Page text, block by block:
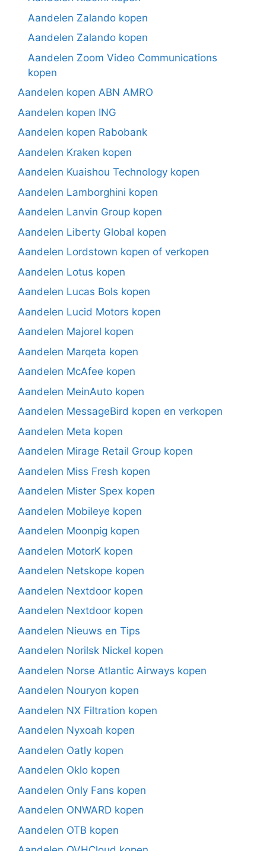
Aandelen Zalando kopen
Aandelen Zalando kopen
Aandelen Zoom Video Communications
kopen
Aandelen kopen ABN AMRO
Aandelen kopen ING
Aandelen kopen Rabobank
Aandelen Kraken kopen
Aandelen Kuaishou Technology kopen
Aandelen Lamborghini kopen
Aandelen Lanvin Group kopen
Aandelen Liberty Global kopen
Aandelen Lordstown kopen of verkopen
Aandelen Lotus kopen
Aandelen Lucas Bols kopen
Aandelen Lucid Motors kopen
Aandelen Majorel kopen
Aandelen Marqeta kopen
Aandelen McAfee kopen
Aandelen MeinAuto kopen
Aandelen MessageBird kopen en verkopen
Aandelen Meta kopen
Aandelen Mirage Retail Group kopen
Aandelen Miss Fresh kopen
Aandelen Mister Spex kopen
Aandelen Mobileye kopen
Aandelen Moonpig kopen
Aandelen MotorK kopen
Aandelen Netskope kopen
Aandelen Nextdoor kopen
Aandelen Nextdoor kopen
Aandelen Nieuws en Tips
Aandelen Norilsk Nickel kopen
Aandelen Norse Atlantic Airways kopen
Aandelen Nouryon kopen
Aandelen NX Filtration kopen
Aandelen Nyxoah kopen
Aandelen Oatly kopen
Aandelen Oklo kopen
Aandelen Only Fans kopen
Aandelen ONWARD kopen
Aandelen OTB kopen